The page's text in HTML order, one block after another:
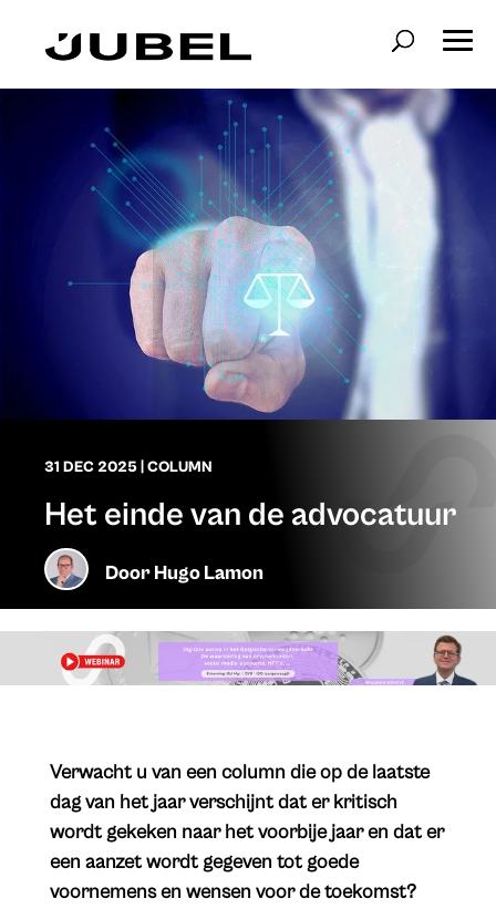
31 DEC 2025 COLUMN
Het einde van de advocatuur
DoorHugo Lamon
​Verwacht u van een column die op de laatste
dag van het jaar verschijnt dat er kritisch
wordt gekeken naar het voorbije jaar en dat er
een aanzet wordt gegeven tot goede
voornemens en wensen voor de toekomst?